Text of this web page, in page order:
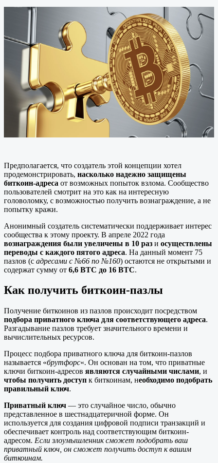
Предполагается, что создатель этой концепции хотел
продемонстрировать, насколько надежно защищены
биткоин-адреса от возможных попыток взлома. Сообщество
пользователей смотрит на это как на интересную
головоломку, с возможностью получить вознаграждение, а не
попытку кражи.
Анонимный создатель систематически поддерживает интерес
сообщества к этому проекту. В апреле 2022 года
вознаграждения были увеличены в 10 раз и осуществлены
переводы с каждого пятого адреса. На данный момент 75
пазлов (с адресами с №66 по №160) остаются не открытыми и
содержат сумму от 6,6 BTC до 16 BTC.
Как получить биткоин-пазлы
Получение биткоинов из пазлов происходит посредством
подбора приватного ключа для соответствующего адреса.
Разгадывание пазлов требует значительного времени и
вычислительных ресурсов.
Процесс подбора приватного ключа для биткоин-пазлов
называется «брутфорс«. Он основан на том, что приватные
ключи биткоин-адресов являются случайными числами, и
чтобы получить доступ к биткоинам, необходимо подобрать
правильный ключ.
Приватный ключ — это случайное число, обычно
представленное в шестнадцатеричной форме. Он
используется для создания цифровой подписи транзакций и
обеспечивает контроль над соответствующим биткоин-
адресом. Если злоумышленник сможет подобрать ваш
приватный ключ, он сможет получить доступ к вашим
биткоинам.